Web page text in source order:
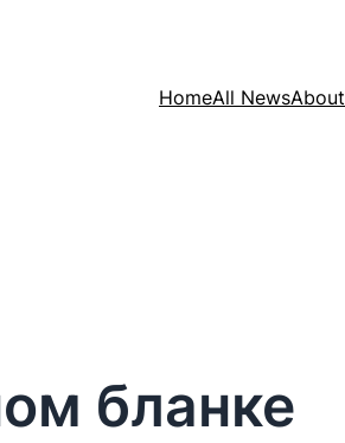
HomeAll NewsAbout
бланке